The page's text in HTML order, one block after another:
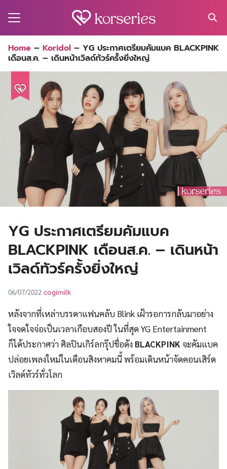
for:
Home – Koridol – YG ประกาศเตรียมคัมแบค BLACKPINK
เดือนส.ค. – เดินหน้าเวิลด์ทัวร์ครั้งยิ่งใหญ่
YG ประกาศเตรียมคัมแบค
BLACKPINK เดือนส.ค. – เดินหน้า
เวิลด์ทัวร์ครั้งยิ่งใหญ่
06/07/2022 cogimilk
หลังจากที่เหล่าบรรดาแฟนคลับ Blink เฝ้ารอการกลับมาอย่าง
ใจจดใจจ่อเป็นเวลาเกือบสองปี ในที่สุด YG Entertainment
ก็ได้ประกาศว่า ศิลปินเกิร์ลกรุ๊ปชื่อดัง BLACKPINK จะคัมแบค
ปล่อยเพลงใหม่ในเดือนสิงหาคมนี้ พร้อมเดินหน้าจัดคอนเสิร์ต
เวิลด์ทัวร์ทั่วโลก